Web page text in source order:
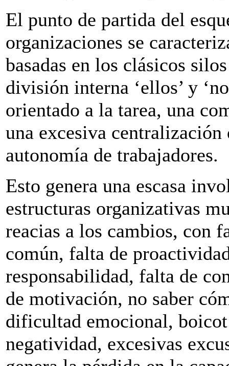
El punto de partida del
organizaciones se
basadas en los clásicos
división interna ‘ellos’ y
orientado a la tarea, una
una excesiva centralización
autonomía de trabajadores.
Esto genera una escasa
estructuras organizativas
reacias a los cambios, con
común, falta de
responsabilidad, falta de
de motivación, no saber
dificultad emocional,
negatividad, excesivas